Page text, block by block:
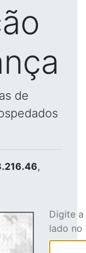
de
,
Digite
lado no